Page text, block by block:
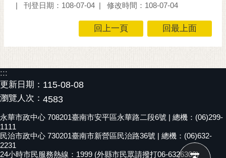
刊登日期：108-07-04
修改時間：108-07-04
回上一頁 回最上面
:::
更新日期： 115-08-08
瀏覽人次： 4583
永華市政中心 708201臺南市安平區永華路二段6號 | 總機：(06)299-
1111
民治市政中心 730201臺南市新營區民治路36號 | 總機：(06)632-
2231
24小時市民服務熱線：1999 (外縣市民眾請撥打06-6326303)